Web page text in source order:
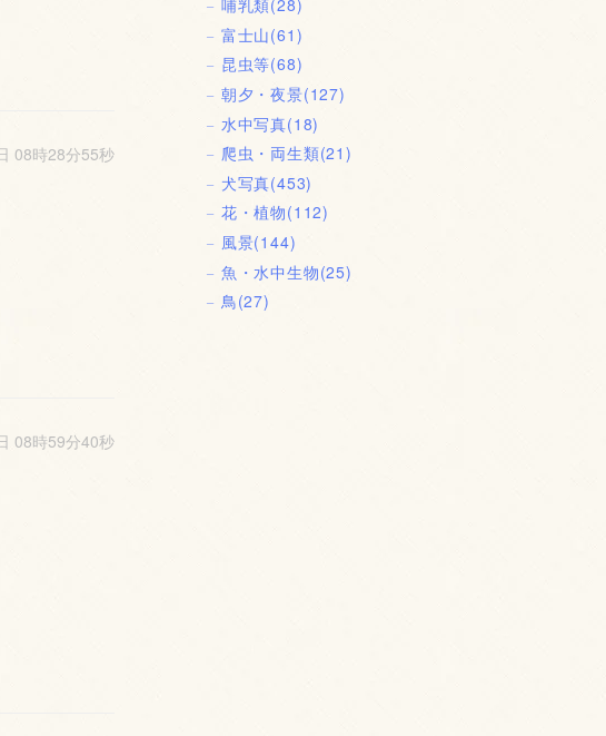
08時28分55秒
08時59分40秒
哺乳類(28)
富士山(61)
昆虫等(68)
朝夕・夜景(127)
水中写真(18)
爬虫・両生類(21)
犬写真(453)
花・植物(112)
風景(144)
魚・水中生物(25)
鳥(27)